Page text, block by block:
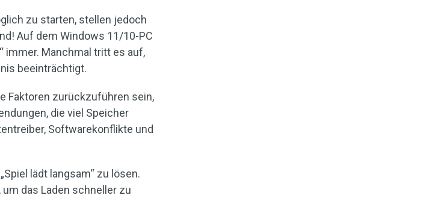
zu starten, stellen jedoch
Auf dem Windows 11/10-PC
immer. Manchmal tritt es auf,
beeinträchtigt.
Faktoren zurückzuführen sein,
die viel Speicher
Softwarekonflikte und
lädt langsam“ zu lösen.
das Laden schneller zu